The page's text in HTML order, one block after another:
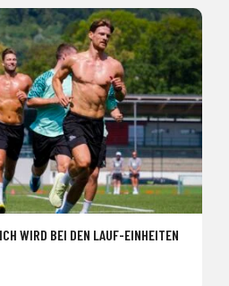
WIRD BEI DEN LAUF-EINHEITEN